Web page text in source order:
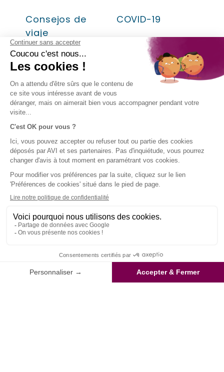
Consejos de
viaje
COVID-19
Descubrir
Destinos
favoritos
Estancias
lingüísticas
Estudiantes
Europa Oceanía
Oceanía -
Australia
Seguro de
repatriación
Seguro de viaje
Tipo de viaje
Viaje solidario
Vuelta al
mundo